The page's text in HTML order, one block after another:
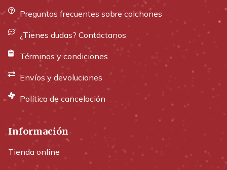
Preguntas frecuentes sobre colchones
¿Tienes dudas? Contáctanos
Términos y condiciones
Envíos y devoluciones
Política de cancelación
Información
Tienda online